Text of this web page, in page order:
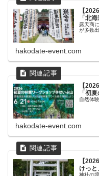
【
「北
露天商
が多数
hakodate-event.com
【
「初
自然体
hakodate-event.com
【
けっと
神社の